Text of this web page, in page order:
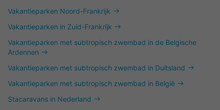
Vakantieparken Noord-Frankrijk
Vakantieparken in Zuid-Frankrijk
Vakantieparken met subtropisch zwembad in de Belgische
Ardennen
Vakantieparken met subtropisch zwembad in Duitsland
Vakantieparken met subtropisch zwembad in België
Stacaravans in Nederland